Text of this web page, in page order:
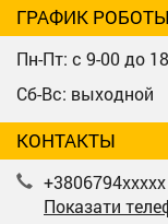
ГРАФИК РОБОТЫ
Пн-Пт: с 9-00 до
Сб-Вс: выходной
КОНТАКТЫ
+3806794xxxxx
Показати